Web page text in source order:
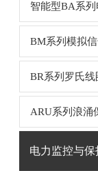
智能型BA系
BM系列模拟
BR系列罗氏
ARU系列浪涌
电力监控与保